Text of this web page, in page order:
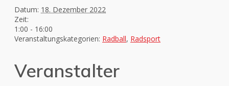
Datum: 18. Dezember 2022
Zeit:
1:00 - 16:00
Veranstaltungskategorien: Radball, Radsport
Veranstalter